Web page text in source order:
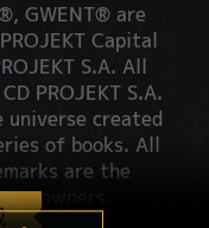
GWENT® are
Capital
S.A. All
PROJEKT S.A.
universe created
of books. All
are the
owners.